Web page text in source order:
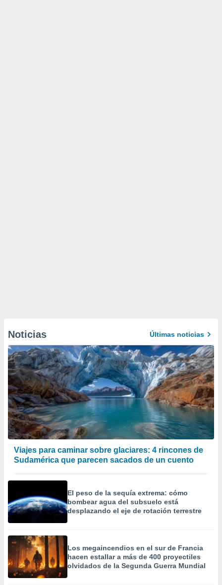
Noticias Últimas noticias
Viajes para caminar sobre glaciares: 4 rincones de
Sudamérica que parecen sacados de un cuento
El peso de la sequía extrema: cómo
bombear agua del subsuelo está
desplazando el eje de rotación terrestre
Los megaincendios en el sur de Francia
hacen estallar a más de 400 proyectiles
olvidados de la Segunda Guerra Mundial